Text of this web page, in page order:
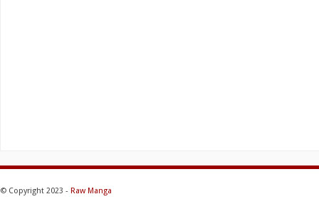
© Copyright 2023 - Raw Manga